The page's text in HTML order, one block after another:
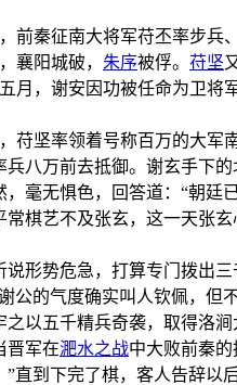
前秦征南大将军苻丕率步兵
襄阳城破， 朱序被俘。 苻坚
月，谢安因功被任命为卫将
苻坚率领着号称百万的大
兵八万前去抵御。谢玄手下
，毫无惧色，回答道：“朝廷
常棋艺不及张玄，这一天张
说形势危急，打算专门拨出
公的气度确实叫人钦佩，但
之以五千精兵奇袭，取得洛
晋军在淝水之战中大败前秦
直到下完了棋，客人告辞以